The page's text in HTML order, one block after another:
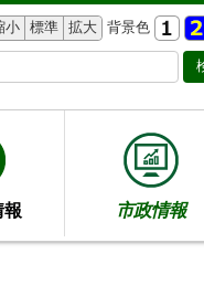
小 標準 拡大 背景色
報 市政情報